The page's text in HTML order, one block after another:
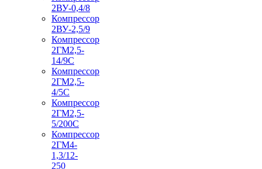
2ВУ-0,4/8
Компрессор
2ВУ-2,5/9
Компрессор
2ГМ2,5-
14/9С
Компрессор
2ГМ2,5-
4/5С
Компрессор
2ГМ2,5-
5/200С
Компрессор
2ГМ4-
1,3/12-
250